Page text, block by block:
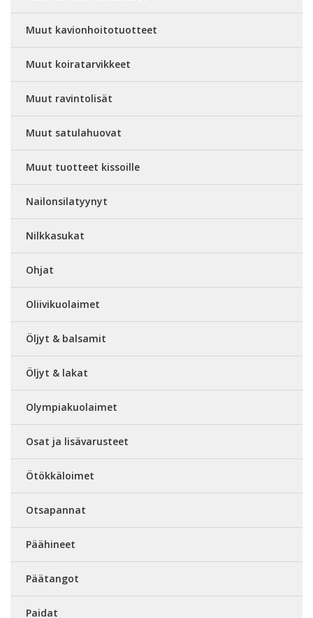
Muut kavionhoitotuotteet
Muut koiratarvikkeet
Muut ravintolisät
Muut satulahuovat
Muut tuotteet kissoille
Nailonsilatyynyt
Nilkkasukat
Ohjat
Oliivikuolaimet
Öljyt & balsamit
Öljyt & lakat
Olympiakuolaimet
Osat ja lisävarusteet
Ötökkäloimet
Otsapannat
Päähineet
Päätangot
Paidat